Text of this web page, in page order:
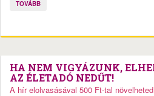
TOVÁBB
HA NEM VIGYÁZUNK,
AZ ÉLETADÓ NEDŰT!
A hír elolvasásával 500 Ft-tal